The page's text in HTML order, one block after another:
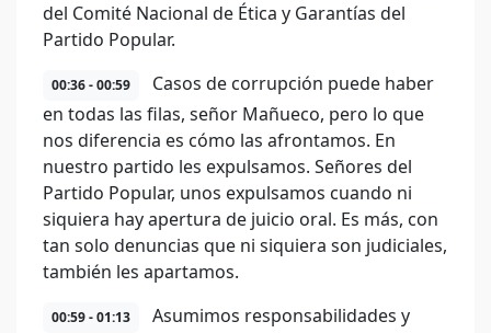
del Comité Nacional de Ética y Garantías del
Partido Popular.
00:36 - 00:59
Casos de corrupción puede haber
en todas las filas, señor Mañueco, pero lo que
nos diferencia es cómo las afrontamos. En
nuestro partido les expulsamos. Señores del
Partido Popular, unos expulsamos cuando ni
siquiera hay apertura de juicio oral. Es más, con
tan solo denuncias que ni siquiera son judiciales,
también les apartamos.
00:59 - 01:13
Asumimos responsabilidades y